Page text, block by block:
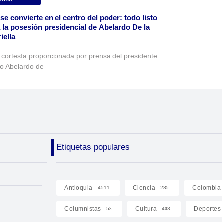
convierte en el centro del poder: todo listo
la posesión presidencial de Abelardo De la
cortesía proporcionada por prensa del presidente
Abelardo de
Etiquetas populares
Antioquia 4511 Ciencia 285 Colombia
Columnistas 58 Cultura 403 Deportes